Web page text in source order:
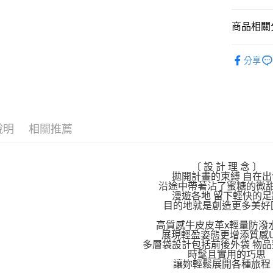
相關說明
2.付款方
2.透過簡
帳／街口
【注意事
1.本服務
用戶於交
款買賣價
2.基於同
資料（包
用，由本
相關說明
１．於結
付」結帳
２．訂單
３．收到
／ATM／
絡購買商
先享後付
※ 交易是
是否繳費
付客戶支援
每筆
付款後7-
每筆
宅配
每筆
京站台北
商品相關
分享
明 相關推薦
〔 設 計 理 念 〕
拋開計畫的束縛 自在
沿途中帶著沾了蜜糖的微
漫遊各地 留下輕快的
目的地就是創造更多美
高質感牛皮皮革x輕量防潑
展現輕盈姿態更增添質感
多層袋設計包括前後外袋 物
時髦且實用的巧思
讓妳輕鬆展開各種旅程